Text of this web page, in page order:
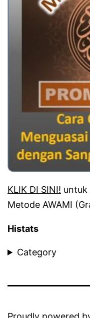
KLIK DI SINI! untuk
Metode AWAMI
Histats
Category